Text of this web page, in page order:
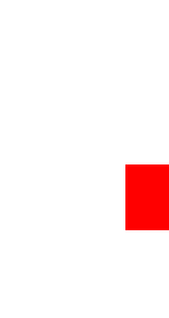
Jaakko Nieminen